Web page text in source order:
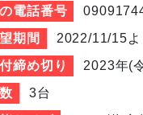
電話番号
期間
2022/11/15
締め切り
2023年(
3台